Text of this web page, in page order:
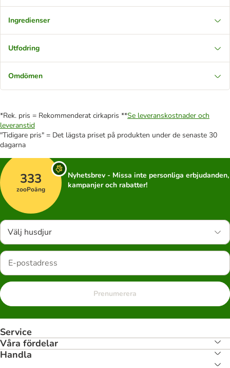
Ingredienser
Utfodring
Omdömen
*Rek. pris = Rekommenderat cirkapris **Se leveranskostnader och
leveranstid
"Tidigare pris" = Det lägsta priset på produkten under de senaste 30
dagarna
333
zooPoäng
Nyhetsbrev - Missa inte personliga erbjudanden,
kampanjer och rabatter!
Välj husdjur
Prenumerera
Service
Våra fördelar
Handla